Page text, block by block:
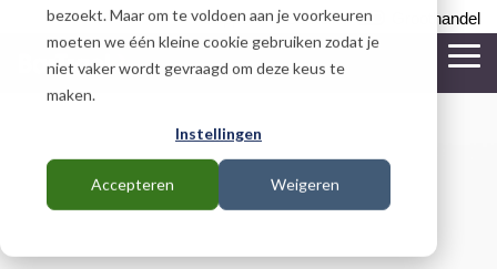
bezoekt. Maar om te voldoen aan je voorkeuren
moeten we één kleine cookie gebruiken zodat je
niet vaker wordt gevraagd om deze keus te
maken.
Instellingen
Accepteren Weigeren
main
content.
Support Besteller Groothandel